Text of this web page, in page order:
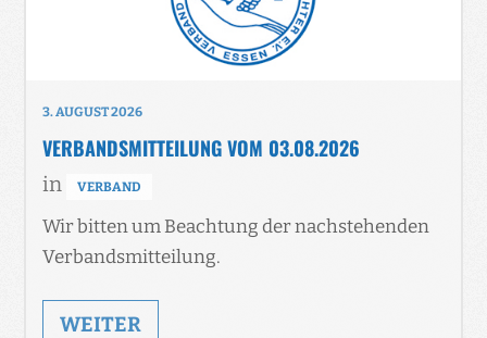
3. AUGUST 2026
VERBANDSMITTEILUNG VOM 03.08.2026
in VERBAND
Wir bitten um Beachtung der nachstehenden
Verbandsmitteilung.
WEITER